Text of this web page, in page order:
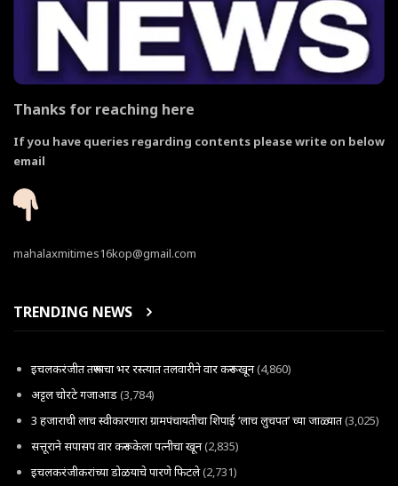
Thanks for reaching here
If you have queries regarding contents please write on below
email
mahalaxmitimes16kop@gmail.com
TRENDING NEWS
इचलकरंजीत तरूणाचा भर रस्त्यात तलवारीने वार करून खून(4,860)
अट्टल चोरटे गजाआड(3,784)
3 हजाराची लाच स्वीकारणारा ग्रामपंचायतीचा शिपाई ‘लाच लुचपत’ च्या जाळ्यात(3,025)
सत्तूराने सपासप वार करून केला पत्नीचा खून(2,835)
इचलकरंजीकरांच्या डोळयाचे पारणे फिटले(2,731)